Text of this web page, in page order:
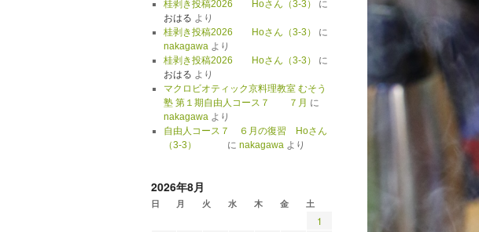
桂剥き投稿2026 Hoさん（3-3）
に
おはる より
桂剥き投稿2026 Hoさん（3-3）
に
nakagawaより
桂剥き投稿2026 Hoさん（3-3）
に
おはる より
マクロビオティック京料理教室 むそう
塾 第１期自由人コース７ ７月 に
nakagawaより
自由人コース７ ６月の復習 Hoさん
（3-3）
に nakagawaより
2026年8月
日 月 火 水 木 金 土
1